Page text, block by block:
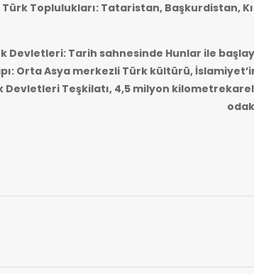
Türk Toplulukları: Tataristan, Başkurdistan,
Devletleri: Tarih sahnesinde Hunlar ile
Orta Asya merkezli Türk kültürü,
Devletleri Teşkilatı, 4,5 milyon